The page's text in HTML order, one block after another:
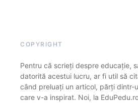
COPYRIGHT
Pentru că scrieți despre educație,
datorită acestui lucru, ar fi util să
când preluați un articol, părți dintr-
care v-a inspirat. Noi, la